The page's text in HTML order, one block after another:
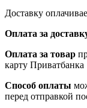
Доставку
Оплата за
Оплата за товар
карту Приватбанка
Способ оплаты
перед отправкой